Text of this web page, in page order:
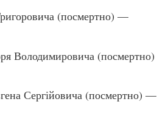
(посмертно) —
(посмертно)
Сергійовича (посмертно) —